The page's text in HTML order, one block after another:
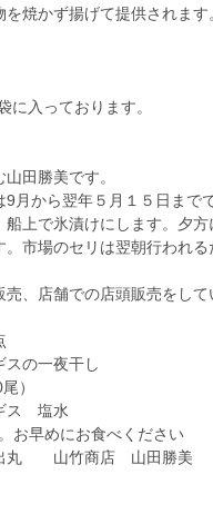
焼かず揚げて提供されま
に入っております。
田勝美です。
月から翌年５月１５日まで
船上で氷漬けにします。夕
。市場のセリは翌朝行われ
、店舗での店頭販売をして
の一夜干し
）
ス 塩水
早めにお食べください
山竹商店 山田勝美